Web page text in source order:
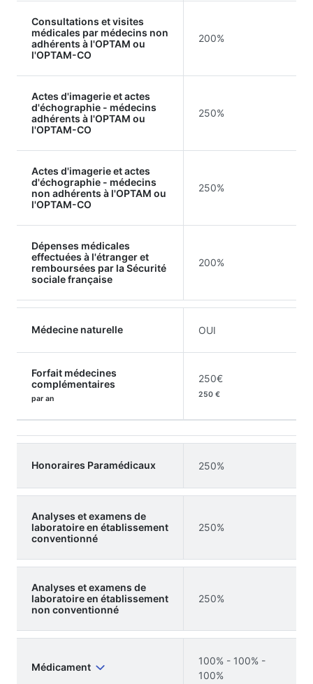
Consultations et visites
médicales par médecins non
adhérents à l'OPTAM ou
l'OPTAM-CO
200%
Actes d'imagerie et actes
d'échographie - médecins
adhérents à l'OPTAM ou
l'OPTAM-CO
250%
Actes d'imagerie et actes
d'échographie - médecins
non adhérents à l'OPTAM ou
l'OPTAM-CO
250%
Dépenses médicales
effectuées à l'étranger et
remboursées par la Sécurité
sociale française
200%
Médecine naturelle OUI
Forfait médecines
complémentaires
par an
250€
250 €
Honoraires Paramédicaux 250%
Analyses et examens de
laboratoire en établissement
conventionné
250%
Analyses et examens de
laboratoire en établissement
non conventionné
250%
Médicament
100% - 100% -
100%